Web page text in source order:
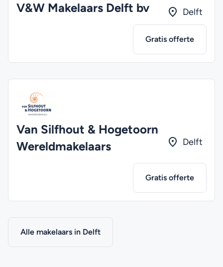
V&W Makelaars Delft bv Delft
Gratis offerte
Van Silfhout & Hogetoorn
Wereldmakelaars
Delft
Gratis offerte
Alle makelaars in Delft